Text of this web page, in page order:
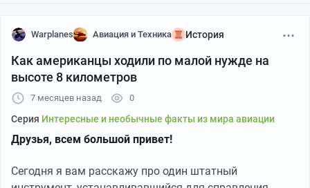
Warplanes Авиация и Техника История
Как американцы ходили по малой нужде на
высоте 8 километров
7 месяцев назад 0
Серия Интересные и необычные факты из мира авиации
Друзья, всем большой привет!
Сегодня я вам расскажу про один штатный